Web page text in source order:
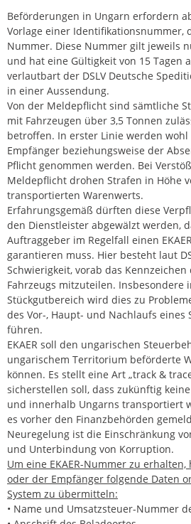
Beförderungen in Ungarn erfordern
Vorlage einer Identifikationsnummer,
Nummer. Diese Nummer gilt jeweils
und hat eine Gültigkeit von 15 Tagen
verlautbart der DSLV Deutsche
in einer Aussendung.
Von der Meldepflicht sind sämtliche
mit Fahrzeugen über 3,5 Tonnen
betroffen. In erster Linie werden
Empfänger beziehungsweise der
Pflicht genommen werden. Bei
Meldepflicht drohen Strafen in Höhe
transportierten Warenwerts.
Erfahrungsgemäß dürften diese
den Dienstleister abgewälzt werden,
Auftraggeber im Regelfall einen
garantieren muss. Hier besteht laut
Schwierigkeit, vorab das Kennzeichen
Fahrzeugs mitzuteilen. Insbesondere
Stückgutbereich wird dies zu
des Vor-, Haupt- und Nachlaufs
führen.
EKAER soll den ungarischen
ungarischem Territorium beförderte
können. Es stellt eine Art „track &
sicherstellen soll, dass zukünftig
und innerhalb Ungarns transportiert
es vorher den Finanzbehörden
Neuregelung ist die Einschränkung
und Unterbindung von Korruption.
Um eine EKAER-Nummer zu
oder der Empfänger folgende Daten
System zu übermitteln:
• Name und Umsatzsteuer-Nummer